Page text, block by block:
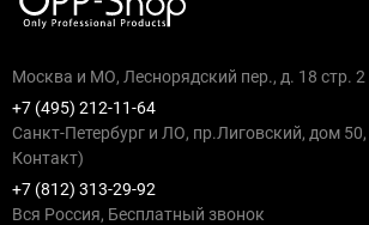
Москва и МО, Леснорядский пер., д. 18 стр.
+7 (495) 212-11-64
Санкт-Петербург и ЛО, пр.Лиговский, дом
Контакт)
+7 (812) 313-29-92
Вся Россия, Бесплатный звонок